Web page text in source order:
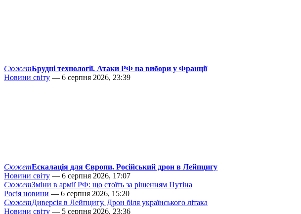
СюжетБрудні технології. Атаки РФ на вибори у Франції
Новини світу — 6 серпня 2026, 23:39
СюжетЕскалація для Європи. Російський дрон в Лейпцигу
Новини світу — 6 серпня 2026, 17:07
СюжетЗміни в армії РФ: що стоїть за рішенням Путіна
Росія новини — 6 серпня 2026, 15:20
СюжетДиверсія в Лейпцигу. Дрон біля українського літака
Новини світу — 5 серпня 2026, 23:36